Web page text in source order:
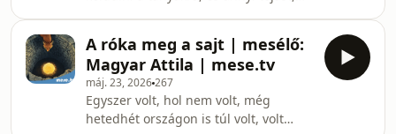
egyszervolt.hu és a mese.tv kínálatáb
menőben majd megszakadtak a teher
alatt. Amint mennek nagy izzadtan,
egyszer találnak az út mellett egy
juhászt, ki egy körtefa árnyékában
aludt, s a szamara meg ott bóbiskolt
A róka meg a sajt | mesélő:
Magyar Attila | mese.tv
máj. 23, 2026267
Egyszer volt, hol nem volt, még
hetedhét országon is túl volt, volt